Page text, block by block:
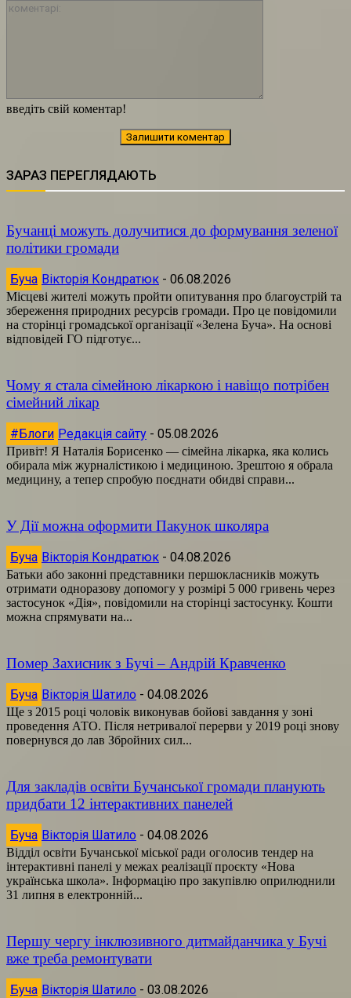
введіть свій коментар!
ЗАРАЗ ПЕРЕГЛЯДАЮТЬ
Бучанці можуть долучитися до формування зеленої
політики громади
Буча Вікторія Кондратюк - 06.08.2026
Місцеві жителі можуть пройти опитування про благоустрій та
збереження природних ресурсів громади. Про це повідомили
на сторінці громадської організації «Зелена Буча». На основі
відповідей ГО підготує...
Чому я стала сімейною лікаркою і навіщо потрібен
сімейний лікар
#Блоги Редакція сайту - 05.08.2026
Привіт! Я Наталія Борисенко — сімейна лікарка, яка колись
обирала між журналістикою і медициною. Зрештою я обрала
медицину, а тепер спробую поєднати обидві справи...
У Дії можна оформити Пакунок школяра
Буча Вікторія Кондратюк - 04.08.2026
Батьки або законні представники першокласників можуть
отримати одноразову допомогу у розмірі 5 000 гривень через
застосунок «Дія», повідомили на сторінці застосунку. Кошти
можна спрямувати на...
Помер Захисник з Бучі – Андрій Кравченко
Буча Вікторія Шатило - 04.08.2026
Ще з 2015 році чоловік виконував бойові завдання у зоні
проведення АТО. Після нетривалої перерви у 2019 році знову
повернувся до лав Збройних сил...
Для закладів освіти Бучанської громади планують
придбати 12 інтерактивних панелей
Буча Вікторія Шатило - 04.08.2026
Відділ освіти Бучанської міської ради оголосив тендер на
інтерактивні панелі у межах реалізації проєкту «Нова
українська школа». Інформацію про закупівлю оприлюднили
31 липня в електронній...
Першу чергу інклюзивного дитмайданчика у Бучі
вже треба ремонтувати
Буча Вікторія Шатило - 03.08.2026